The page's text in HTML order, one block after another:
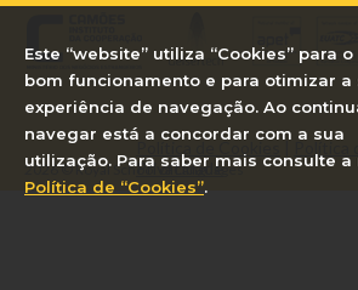
2026 © Royal School of Languages
Privacidade
Este “website” utiliza “Cookies” para o
bom funcionamento e para otimizar a
experiência de navegação. Ao
navegar está a concordar com a sua
utilização. Para saber mais consulte a
Política de “Cookies”.